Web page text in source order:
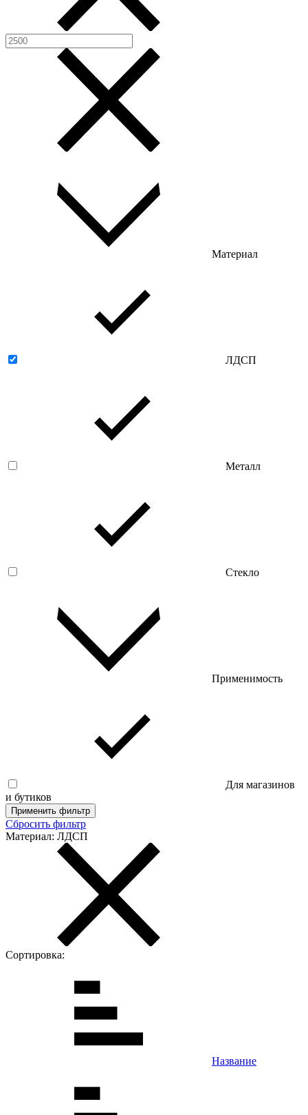
Материал
ЛДСП
Металл
Стекло
Применимость
Для магазинов
и бутиков
Применить фильтр
Сбросить фильтр
Материал: ЛДСП
Сортировка:
Название